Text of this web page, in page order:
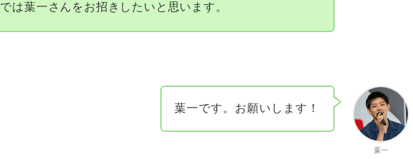
では葉一さんをお招きしたいと思います。
葉一
葉一です。お願いします！